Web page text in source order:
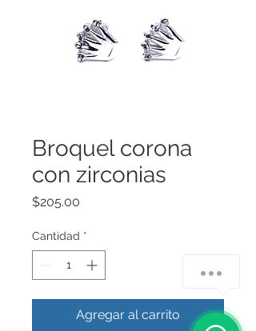
Broquel corona
con zirconias
$205.00
Cantidad *
Agregar al carrito